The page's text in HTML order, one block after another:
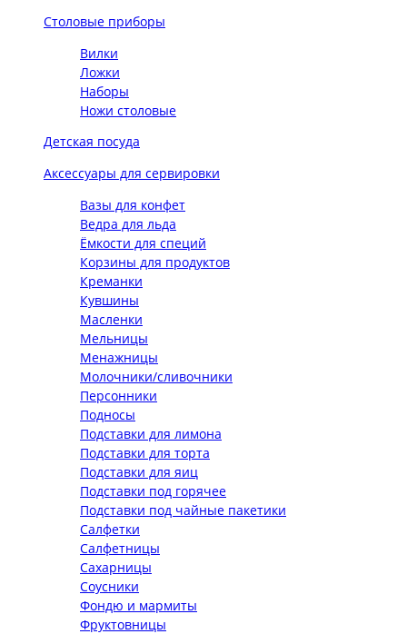
Столовые приборы
Вилки
Ложки
Наборы
Ножи столовые
Детская посуда
Аксессуары для сервировки
Вазы для конфет
Ведра для льда
Ёмкости для специй
Корзины для продуктов
Креманки
Кувшины
Масленки
Мельницы
Менажницы
Молочники/сливочники
Персонники
Подносы
Подставки для лимона
Подставки для торта
Подставки для яиц
Подставки под горячее
Подставки под чайные пакетики
Салфетки
Салфетницы
Сахарницы
Соусники
Фондю и мармиты
Фруктовницы